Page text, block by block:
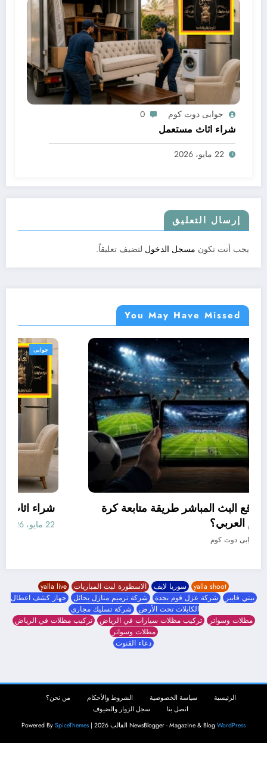
جوابى دوت كوم 0
شراء اثاث مستعمل
22 مايو، 2026
إرسال التعليق
يجب أنت تكون مسجل الدخول لتضيف تعليقاً.
You May Have Missed
كيف غيّرت مواقع البث المباشر طريقة متابعة كرة
القدم في العالم العربي؟
19 مايو، 2026
yalla shoot سوريا لايف الاسطورة لبث المباريات yalla live
بيتي فايبر شركة عزل فوم بجدة شركة ترميم منازل بحائل جهاز كشف اعطال
الكابلات تحت الأرض شركة تسليك مجاري
مظلات وسواتر تركيب مظلات سيارات في الرياض تركيب مظلات في الرياض
مظلات وسواتر
دعاء القنوت
الرئيسية سياسة الخصوصية الشروط والأحكام
من نحن؟
اتصل بنا
سجل الزوار والضيوف
NewsBlogger - Magazine & Blog WordPress القالب 2026 | Powered By SpiceThemes